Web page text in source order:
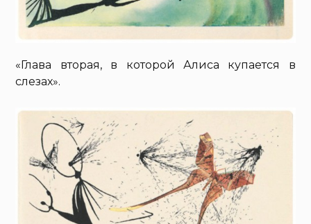
«Глава вторая, в которой Алиса купается в
слезах».